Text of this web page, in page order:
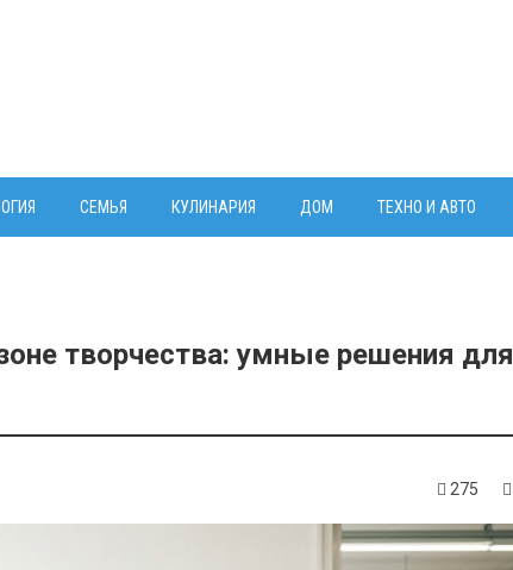
СЕМЬЯ КУЛИНАРИЯ ДОМ ТЕХНО И АВТО
творчества: умные решения для
275